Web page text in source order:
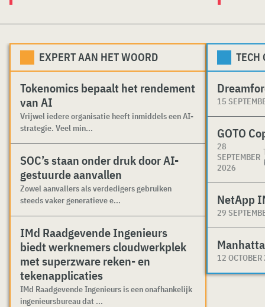
EXPERT AAN HET WOORD
Tokenomics bepaalt het rendement
van AI
Vrijwel iedere organisatie heeft inmiddels een AI-
strategie. Veel min...
SOC’s staan onder druk door AI-
gestuurde aanvallen
Zowel aanvallers als verdedigers gebruiken
steeds vaker generatieve e...
IMd Raadgevende Ingenieurs
biedt werknemers cloudwerkplek
met superzware reken- en
tekenapplicaties
IMd Raadgevende Ingenieurs is een onafhankelijk
ingenieursbureau dat ...
TECH
15
GOTO
28
SEPTEMBER
2026
NetApp
29
12